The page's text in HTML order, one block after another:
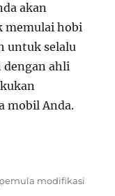
akan
memulai hobi
untuk selalu
ahli
mobil Anda.
Tags
pemula modifikasi